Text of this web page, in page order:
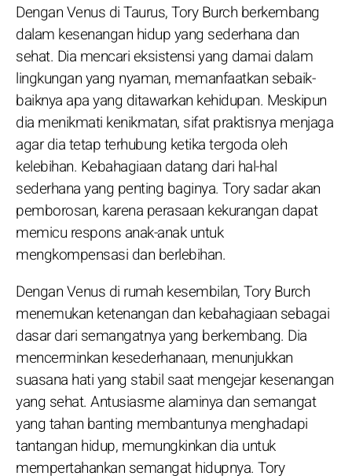
Dengan Venus di Taurus, Tory Burch berkembang
dalam kesenangan hidup yang sederhana dan
sehat. Dia mencari eksistensi yang damai dalam
lingkungan yang nyaman, memanfaatkan sebaik-
baiknya apa yang ditawarkan kehidupan. Meskipun
dia menikmati kenikmatan, sifat praktisnya menjaga
agar dia tetap terhubung ketika tergoda oleh
kelebihan. Kebahagiaan datang dari hal-hal
sederhana yang penting baginya. Tory sadar akan
pemborosan, karena perasaan kekurangan dapat
memicu respons anak-anak untuk
mengkompensasi dan berlebihan.
Dengan Venus di rumah kesembilan, Tory Burch
menemukan ketenangan dan kebahagiaan sebagai
dasar dari semangatnya yang berkembang. Dia
mencerminkan kesederhanaan, menunjukkan
suasana hati yang stabil saat mengejar kesenangan
yang sehat. Antusiasme alaminya dan semangat
yang tahan banting membantunya menghadapi
tantangan hidup, memungkinkan dia untuk
mempertahankan semangat hidupnya. Tory